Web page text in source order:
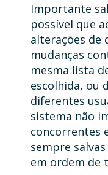
Importante
possível que
alterações de
mudanças
mesma lista
escolhida, ou
diferentes
sistema não
concorrentes
sempre
em ordem de